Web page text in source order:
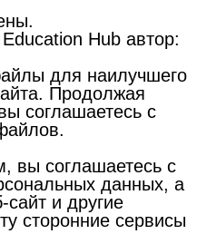
Education Hub автор:
для наилучшего
Продолжая
соглашаетесь с
вы соглашаетесь с
данных, а
и другие
сторонние сервисы